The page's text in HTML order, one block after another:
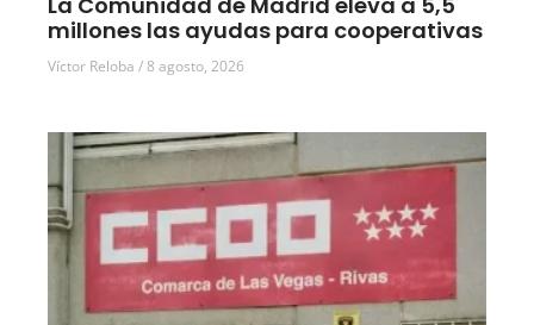
millones las ayudas para cooperativas
Víctor Reloba 8 agosto, 2026